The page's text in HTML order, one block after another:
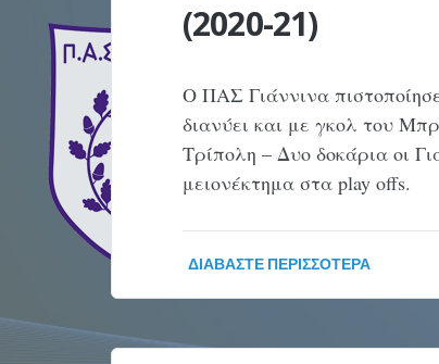
(2020-21)
Ο ΠΑΣ Γιάννινα
διανύει και με γκολ του
Τρίπολη – Δυο δοκάρια οι
μειονέκτημα στα play offs.
ΔΙΑΒΆΣΤΕ ΠΕΡΙΣΣΌΤΕΡΑ